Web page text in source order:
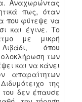
Αναχωρώντας
πως, όταν
που φύτεψε να
και έγινε. Το
με μικρή
όπου
ολοκλήρωση των
και να κάνει
απαραίτητων
της
δεν έπαυσε